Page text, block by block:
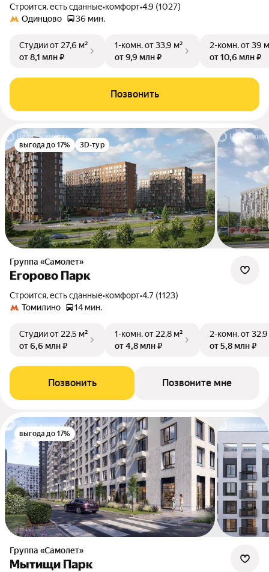
Строится, есть сданные•комфорт•4.9 (1027)
Одинцово
36 мин.
Студииот 27,6 м²
от 8,1 млн ₽
1-комн.от 33,9 м²
от 9,9 млн ₽
2-комн.от 39
от 10,6 млн ₽
Позвонить
выгода до 17% 3D-тур
Группа «Самолет»
Егорово Парк
Строится, есть сданные•комфорт•4.7 (1123)
Томилино
14 мин.
Студииот 22,5 м²
от 6,6 млн ₽
1-комн.от 22,8 м²
от 4,8 млн ₽
2-комн.от
от 5,8 млн ₽
Позвонить Позвоните мне
выгода до 17%
Группа «Самолет»
Мытищи Парк